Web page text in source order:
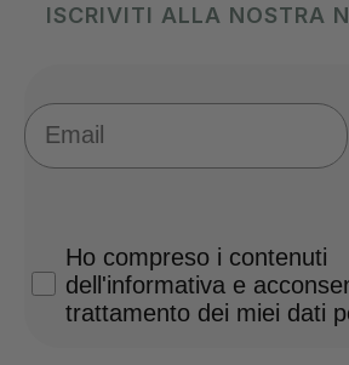
ISCRIVITI ALLA NOSTRA
Email
Privacy Policy
Ho compreso i contenuti
dell'informativa e
trattamento dei miei dati